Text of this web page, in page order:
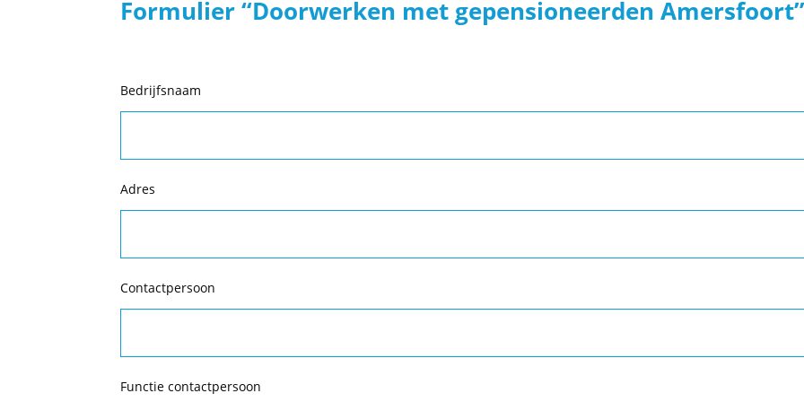
Formulier “Doorwerken met gepensioneerden
Bedrijfsnaam
Adres
Contactpersoon
Functie contactpersoon